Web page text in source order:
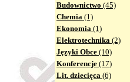
Budownictwo (45)
Chemia (1)
Ekonomia (1)
Elektrotechnika (2)
Języki Obce (10)
Konferencje (17)
Lit. dziecięca (6)